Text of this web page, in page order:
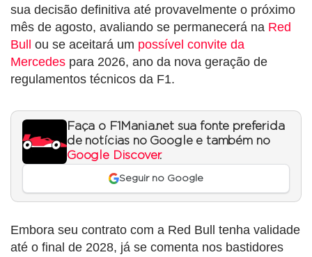
sua decisão definitiva até provavelmente o próximo
mês de agosto, avaliando se permanecerá na Red
Bull ou se aceitará um possível convite da
Mercedes para 2026, ano da nova geração de
regulamentos técnicos da F1.
Faça o F1Mania.net sua fonte preferida
de notícias no Google e também no
Google Discover.
Seguir no Google
Embora seu contrato com a Red Bull tenha validade
até o final de 2028, já se comenta nos bastidores